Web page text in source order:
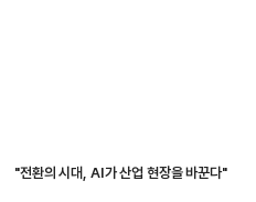
"전환의 시대, AI가 산업 현장을 바꾼다"